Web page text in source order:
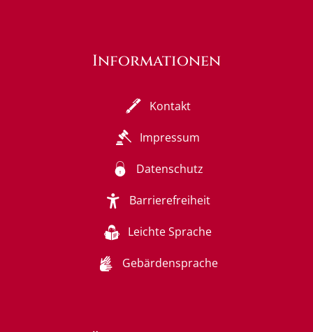
Informationen
Kontakt
Impressum
Datenschutz
Barrierefreiheit
Leichte Sprache
Gebärdensprache